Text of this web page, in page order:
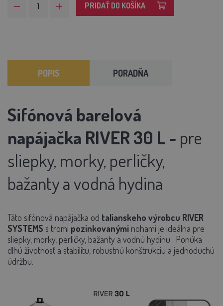
PRIDAŤ DO KOŠÍKA
POPIS PORADŇA
Sifónová barelová
napájačka RIVER 30 L - pre
sliepky, morky, perličky,
bažanty a vodná hydina
Táto sifónová napájačka od talianskeho výrobcu RIVER
SYSTEMS s tromi pozinkovanými nohami je ideálna pre
sliepky, morky, perličky, bažanty a vodnú hydinu . Ponúka
dlhú životnosť a stabilitu, robustnú konštrukciu a jednoduchú
údržbu.